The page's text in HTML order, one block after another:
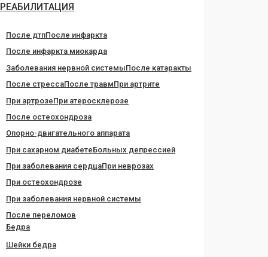
РЕАБИЛИТАЦИЯ
После дтпПосле инфаркта
После инфаркта миокарда
Заболевания нервной системыПосле катаракты
После стрессаПосле травмПри артрите
При артрозеПри атеросклерозе
После остеохондроза
Опорно-двигательного аппарата
При сахарном диабетеБольных депрессией
При заболевания сердцаПри неврозах
При остеохондрозе
При заболевания нервной системы
После переломов
Бедра
Шейки бедра